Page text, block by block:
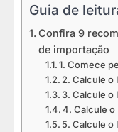
Guia de
Confira 9
de importação
1. Comece
2. Calcule o
3. Calcule o
4. Calcule o
5. Calcule o